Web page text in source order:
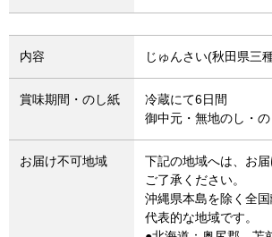
内容 じゅんさい(秋田県三
賞味期間・のし紙
冷蔵にて6日間
御中元・無地のし・の
お届け不可地域
下記の地域へは、お
ご了承ください。
沖縄県本島を除く全
代表的な地域です。